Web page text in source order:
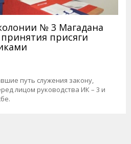
№ 3 Магадана
присяги
путь служения закону,
лицом руководства ИК – 3 и